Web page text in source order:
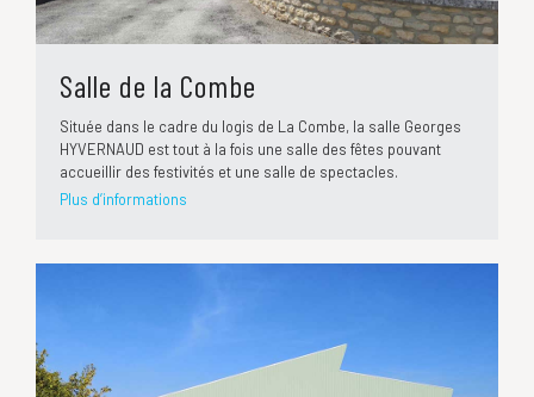
Salle de la Combe
Située dans le cadre du logis de La Combe, la salle Georges
HYVERNAUD est tout à la fois une salle des fêtes pouvant
accueillir des festivités et une salle de spectacles.
Plus d’informations